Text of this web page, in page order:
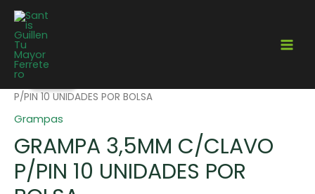
P/PIN 10 UNIDADES POR BOLSA
Grampas
GRAMPA 3,5MM C/CLAVO
P/PIN 10 UNIDADES POR